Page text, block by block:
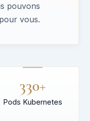
pouvons
vous.
330+
Pods Kubernetes